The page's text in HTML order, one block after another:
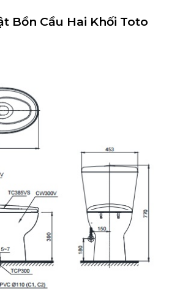
Bồn Cầu Hai Khối Toto